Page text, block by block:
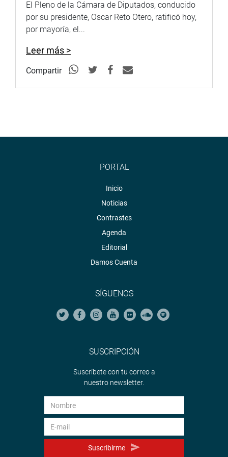
Youtube:http://www.youtube.com/congresoperu
Soundcloud:https://soundcloud.com/radiocongreso
El Pleno de la Cámara de Diputados, conducido
por su presidente, Oscar Reto Otero, ratificó hoy,
por mayoría, el...
Leer más >
Compartir
PORTAL
Inicio
Noticias
Contrastes
Agenda
Editorial
Damos Cuenta
SÍGUENOS
SUSCRIPCIÓN
Suscríbete con tu correo a
nuestro newsletter.
Suscribirme